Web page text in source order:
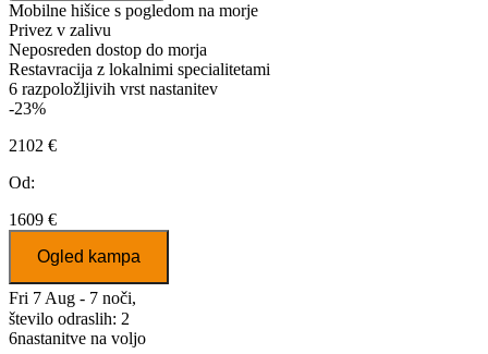
Mobilne hišice s pogledom na morje
Privez v zalivu
Neposreden dostop do morja
Restavracija z lokalnimi specialitetami
6 razpoložljivih vrst nastanitev
-23%
2102 €
Od:
1609 €
Ogled kampa
Fri 7 Aug - 7 noči,
število odraslih: 2
6nastanitve na voljo